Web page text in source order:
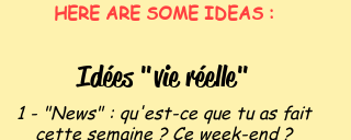
HERE ARE SOME IDEAS :
Idées "vie réelle"
1 - "News" : qu'est-ce que tu as fait
cette semaine ? Ce week-end ?